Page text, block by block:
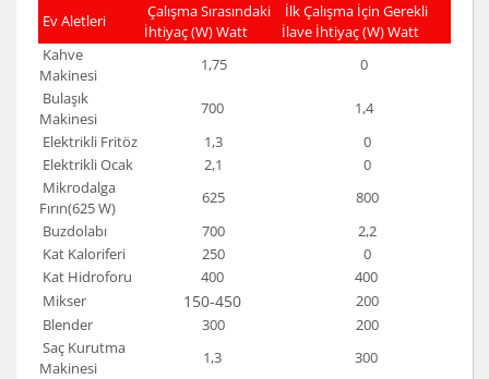
Ev Aletleri
Çalışma Sırasındaki
İhtiyaç (W) Watt
İlk Çalışma İçin Gerekli
İlave İhtiyaç (W) Watt
Kahve
Makinesi
1,75
0
Bulaşık
Makinesi
700
1,4
Elektrikli Fritöz
1,3
0
Elektrikli Ocak
2,1
0
Mikrodalga
Fırın(625 W)
625
800
Buzdolabı
700
2,2
Kat Kaloriferi
250
0
Kat Hidroforu
400
400
Mikser
150-450
200
Blender
300
200
Saç Kurutma
Makinesi
1,3
300